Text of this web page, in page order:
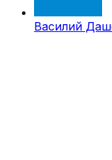
Василий